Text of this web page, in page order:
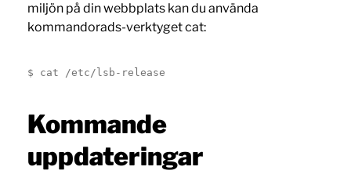
miljön på din webbplats kan du använda
kommandorads-verktyget cat:
$ cat /etc/lsb-release
Kommande
uppdateringar